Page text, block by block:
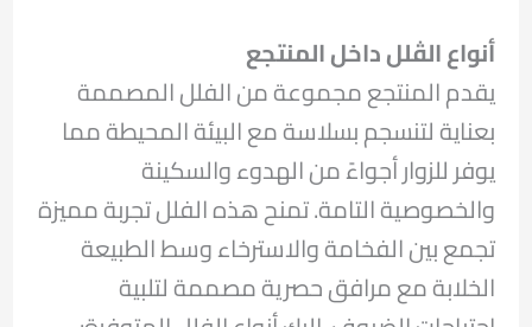
أنواع الڤلل داخل المنتجع
يقدم المنتجع مجموعة من الفلل المصممة
بعناية لتنسجم بسلاسة مع البيئة المحيطة مما
يوفر للزوار أجواءً من الهدوء والسكينة
والخصوصية التامة. تمنح هذه الفلل تجربة مميزة
تجمع بين الفخامة والاسترخاء وسط الطبيعة
الخلابة مع مرافق حصرية مصممة لتلبية